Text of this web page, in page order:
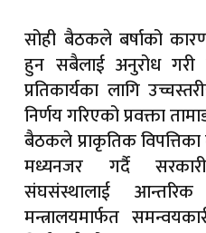
सोही बैठकले बर्षाको
हुन सबैलाई अनुरोध गरी
प्रतिकार्यका लागि
निर्णय गरिएको प्रवक्ता
बैठकले प्राकृतिक
मध्यनजर गर्दै
संघसंस्थालाई
मन्त्रालयमार्फत